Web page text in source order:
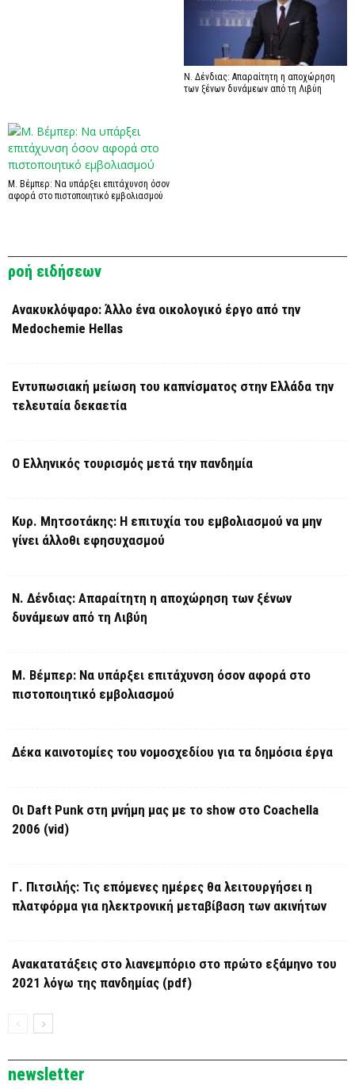
Ν. Δένδιας: Απαραίτητη η αποχώρηση
των ξένων δυνάμεων από τη Λιβύη
Μ. Βέμπερ: Να υπάρξει επιτάχυνση όσον
αφορά στο πιστοποιητικό εμβολιασμού
ροή ειδήσεων
Ανακυκλόψαρο: Άλλο ένα οικολογικό έργο από την
Medochemie Hellas
Εντυπωσιακή μείωση του καπνίσματος στην Ελλάδα την
τελευταία δεκαετία
Ο Ελληνικός τουρισμός μετά την πανδημία
Κυρ. Μητσοτάκης: Η επιτυχία του εμβολιασμού να μην
γίνει άλλοθι εφησυχασμού
Ν. Δένδιας: Απαραίτητη η αποχώρηση των ξένων
δυνάμεων από τη Λιβύη
Μ. Βέμπερ: Να υπάρξει επιτάχυνση όσον αφορά στο
πιστοποιητικό εμβολιασμού
Δέκα καινοτομίες του νομοσχεδίου για τα δημόσια έργα
Οι Daft Punk στη μνήμη μας με το show στο Coachella
2006 (vid)
Γ. Πιτσιλής: Τις επόμενες ημέρες θα λειτουργήσει η
πλατφόρμα για ηλεκτρονική μεταβίβαση των ακινήτων
Ανακατατάξεις στο λιανεμπόριο στο πρώτο εξάμηνο του
2021 λόγω της πανδημίας (pdf)
newsletter